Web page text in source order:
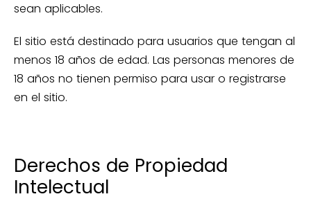
sean aplicables.
El sitio está destinado para usuarios que tengan al
menos 18 años de edad. Las personas menores de
18 años no tienen permiso para usar o registrarse
en el sitio.
Derechos de Propiedad
Intelectual